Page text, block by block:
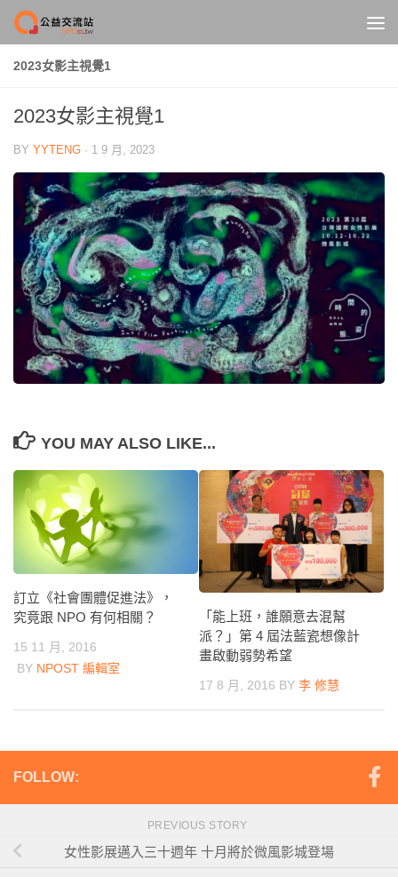
Skip to content
2023女影主視覺1
2023女影主視覺1
BY YYTENG · 1 9 月, 2023
YOU MAY ALSO LIKE...
訂立《社會團體促進法》，
究竟跟 NPO 有何相關？
15 11 月, 2016
BY NPOST 編輯室
「能上班，誰願意去混幫
派？」第 4 屆法藍瓷想像計
畫啟動弱勢希望
17 8 月, 2016 BY 李 修慧
FOLLOW:
PREVIOUS STORY
女性影展邁入三十週年 十月將於微風影城登場